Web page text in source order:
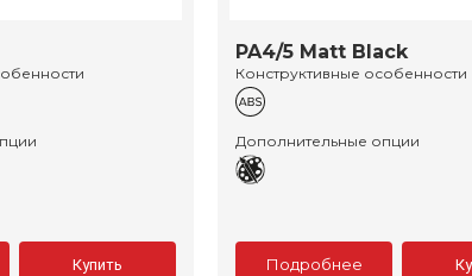
Купить
PA4/5 Matt Black
Конструктивные особенности
Дополнительные опции
Подробнее